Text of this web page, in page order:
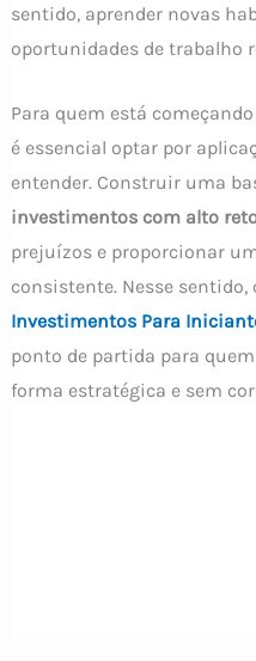
sentido, aprender novas
oportunidades de trabalho
Para quem está
é essencial optar por
entender. Construir uma
investimentos com alto
prejuízos e proporcionar
consistente. Nesse sentido,
Investimentos Para
ponto de partida para
forma estratégica e sem